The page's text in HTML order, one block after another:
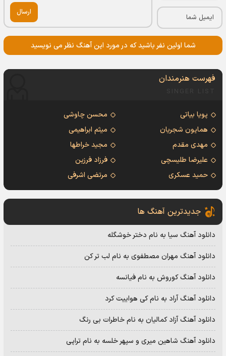
ارسال
شما اولین نفر باشید که در مورد این آهنگ نظر می نویسید
فهرست هنرمندان
پویا بیاتی
محسن چاوشی
همایون شجریان
میثم ابراهیمی
مهدی مقدم
مجید خراطها
علیرضا طلیسچی
فرزاد فرزین
حمید عسکری
مرتضی اشرفی
جدیدترین آهنگ ها
دانلود آهنگ سیا به نام دختر خوشگله
دانلود آهنگ مهران مصطفوی به نام لب تر کن
دانلود آهنگ کوروش به نام فیانسه
دانلود آهنگ آراد به نام کی هواییت کرد
دانلود آهنگ آزاد کمالیان به نام خاطرات بی رنگ
دانلود آهنگ شاهین میری و سپهر خلسه به نام تراپی